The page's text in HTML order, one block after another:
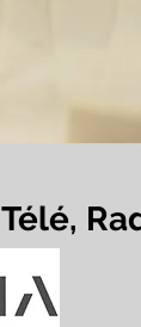
Télé,